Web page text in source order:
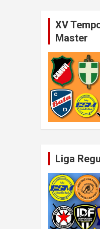
XV
Master
Liga